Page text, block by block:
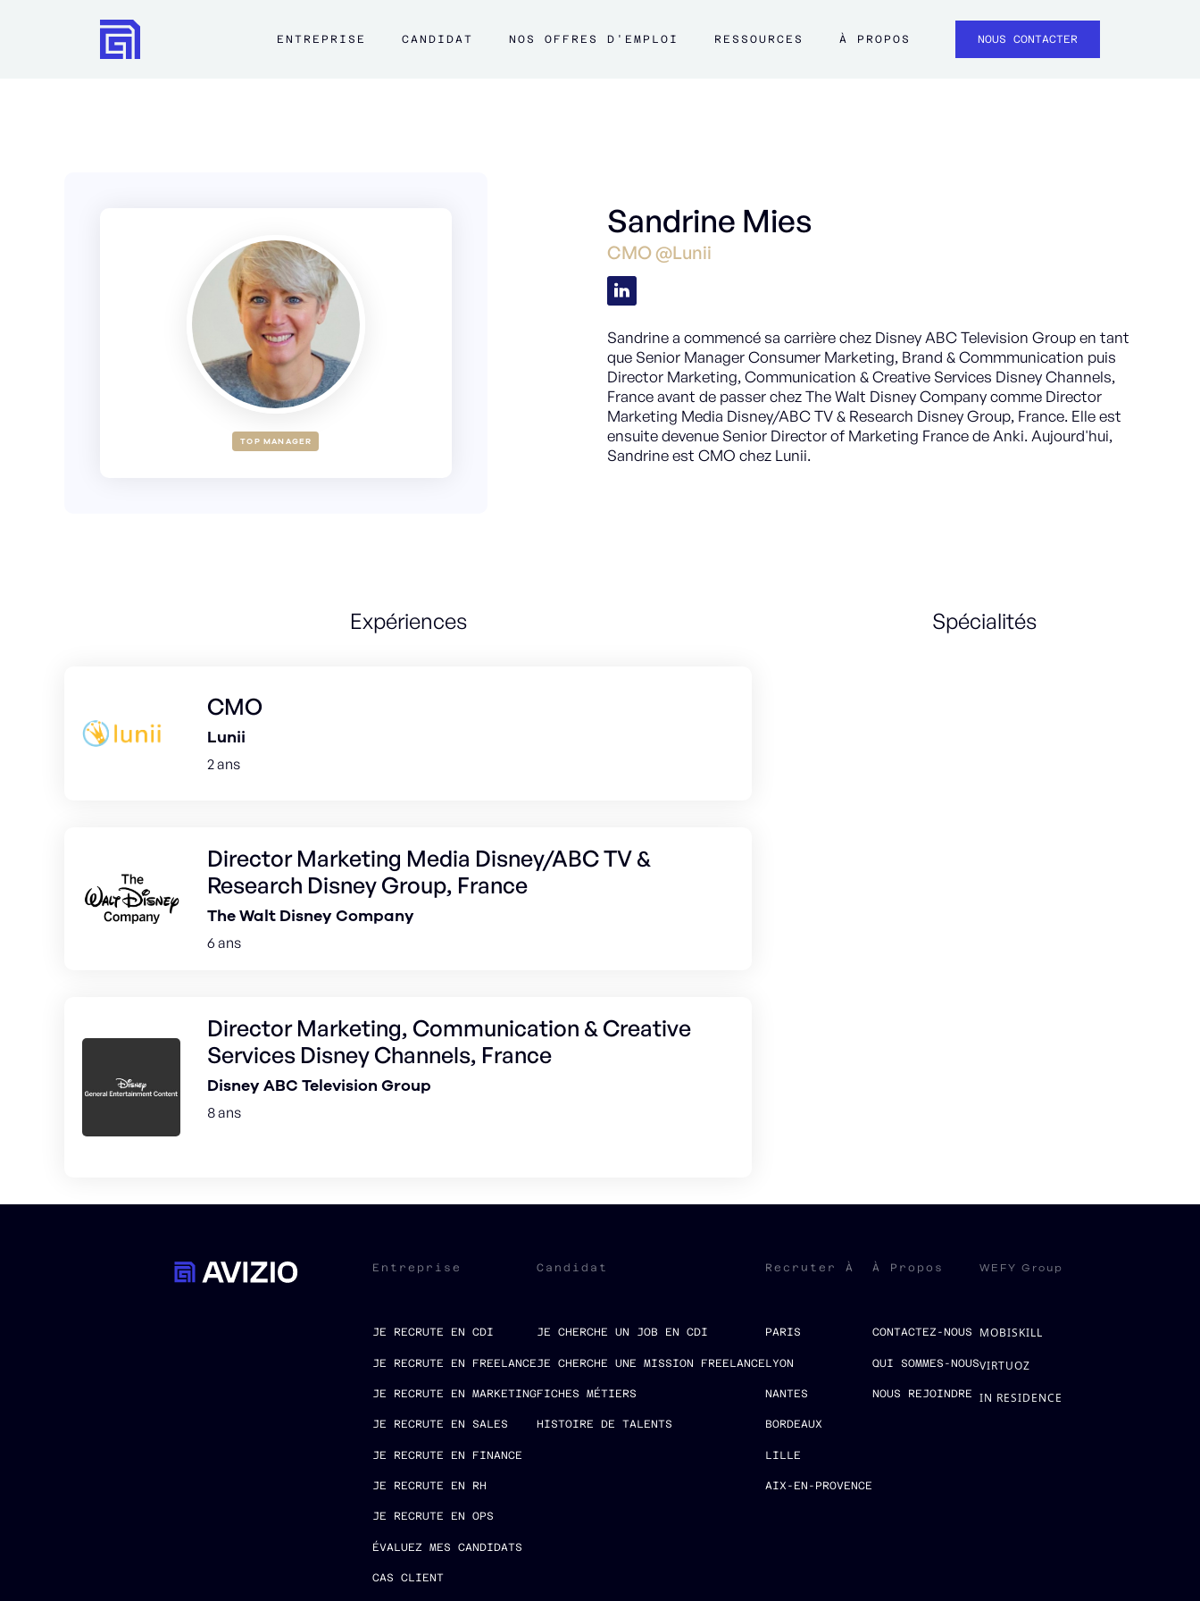
ENTREPRISE CANDIDAT NOS OFFRES D'EMPLOI RESSOURCES À PROPOS NOUS CONTACTER
TOP MANAGER
Sandrine Mies
CMO @Lunii
Sandrine a commencé sa carrière chez Disney ABC Television Group en tant
que Senior Manager Consumer Marketing, Brand & Commmunication puis
Director Marketing, Communication & Creative Services Disney Channels,
France avant de passer chez The Walt Disney Company comme Director
Marketing Media Disney/ABC TV & Research Disney Group, France. Elle est
ensuite devenue Senior Director of Marketing France de Anki. Aujourd'hui,
Sandrine est CMO chez Lunii.
Expériences
CMO
Lunii
2 ans
Director Marketing Media Disney/ABC TV &
Research Disney Group, France
The Walt Disney Company
6 ans
Director Marketing, Communication & Creative
Services Disney Channels, France
Disney ABC Television Group
8 ans
Spécialités
Entreprise
JE RECRUTE EN CDI
JE RECRUTE EN FREELANCE
JE RECRUTE EN MARKETING
JE RECRUTE EN SALES
JE RECRUTE EN FINANCE
JE RECRUTE EN RH
JE RECRUTE EN OPS
ÉVALUEZ MES CANDIDATS
CAS CLIENT
Candidat
JE CHERCHE UN JOB EN CDI
JE CHERCHE UNE MISSION FREELANCE
FICHES MÉTIERS
HISTOIRE DE TALENTS
Recruter À
PARIS
LYON
NANTES
BORDEAUX
LILLE
AIX-EN-PROVENCE
À Propos
CONTACTEZ-NOUS
QUI SOMMES-NOUS
NOUS REJOINDRE
WEFY Group
MOBISKILL
VIRTUOZ
IN RESIDENCE